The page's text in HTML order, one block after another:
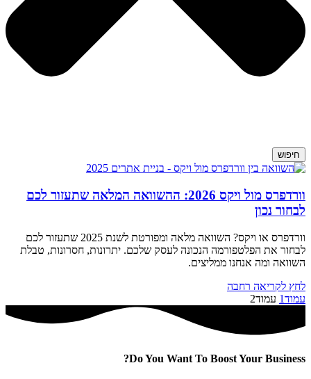
חיפוש
וורדפרס מול ויקס 2026: ההשוואה המלאה שתעזור לכם
לבחור נכון
וורדפרס או ויקס? השוואה מלאה ומפורטת לשנת 2025 שתעזור לכם
לבחור את הפלטפורמה הנכונה לעסק שלכם. יתרונות, חסרונות, טבלת
השוואה ומה אנחנו ממליצים.
לחץ לקריאה רחבה
עמוד1 עמוד2
Do You Want To Boost Your Business?